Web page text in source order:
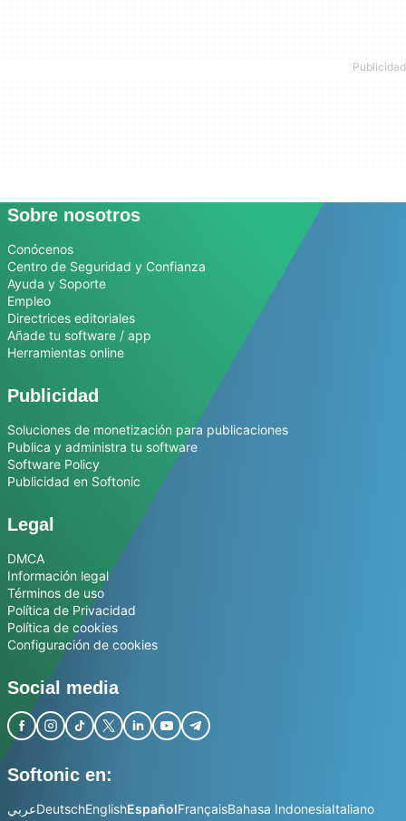
Sobre nosotros
Conócenos
Centro de Seguridad y Confianza
Ayuda y Soporte
Empleo
Directrices editoriales
Añade tu software / app
Herramientas online
Publicidad
Soluciones de monetización para publicaciones
Publica y administra tu software
Software Policy
Publicidad en Softonic
Legal
DMCA
Información legal
Términos de uso
Política de Privacidad
Política de cookies
Configuración de cookies
Social media
Softonic en:
عربيDeutschEnglishEspañolFrançaisBahasa IndonesiaItaliano